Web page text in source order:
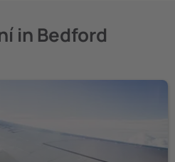
in Bedford